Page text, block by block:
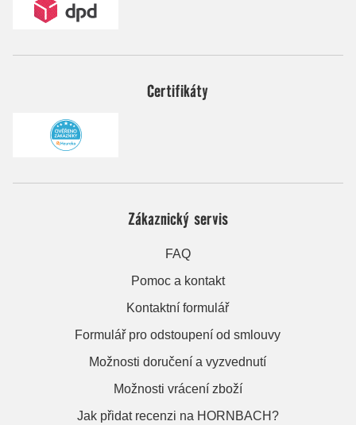
Certifikáty
Zákaznický servis
FAQ
Pomoc a kontakt
Kontaktní formulář
Formulář pro odstoupení od smlouvy
Možnosti doručení a vyzvednutí
Možnosti vrácení zboží
Jak přidat recenzi na HORNBACH?